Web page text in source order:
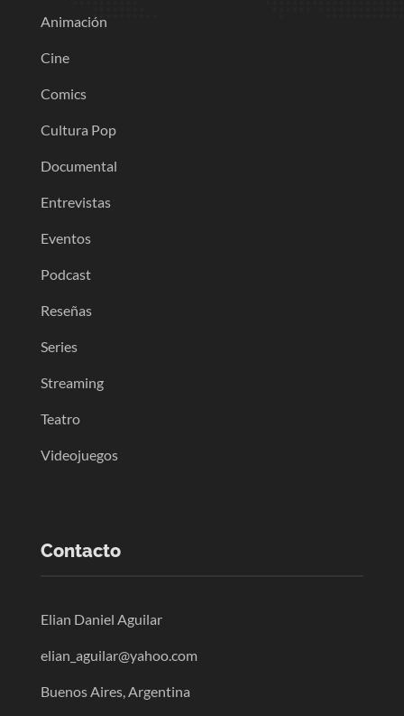
Animación
Cine
Comics
Cultura Pop
Documental
Entrevistas
Eventos
Podcast
Reseñas
Series
Streaming
Teatro
Videojuegos
Contacto
Elian Daniel Aguilar
elian_aguilar@yahoo.com
Buenos Aires, Argentina